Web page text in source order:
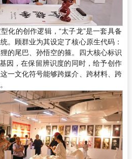
化的创作逻辑，“太子龙”是一套具备
。顾群业为其设定了核心原生代码：
的尾巴、孙悟空的箍。四大核心标识
因，在保留辨识度的同时，给予创作
一文化符号能够跨媒介、跨材料、跨